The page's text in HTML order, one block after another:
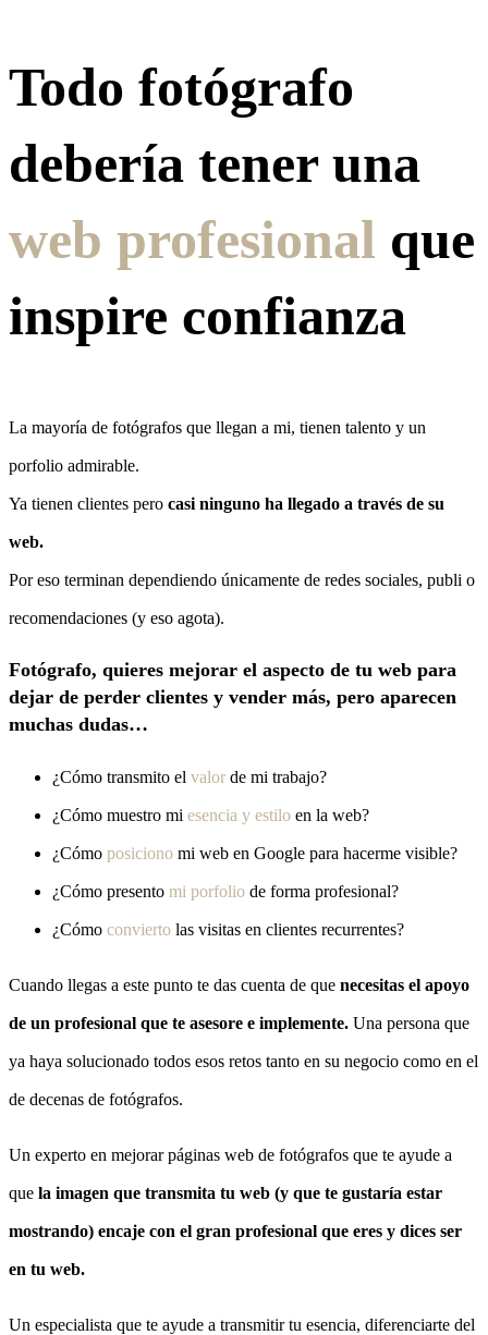
Todo fotógrafo
debería tener una
web profesional que
inspire confianza
La mayoría de fotógrafos que llegan a mi, tienen talento y un
porfolio admirable.
Ya tienen clientes pero casi ninguno ha llegado a través de su
web.
Por eso terminan dependiendo únicamente de redes sociales, publi o
recomendaciones (y eso agota).
Fotógrafo, quieres mejorar el aspecto de tu web para
dejar de perder clientes y vender más, pero aparecen
muchas dudas…
¿Cómo transmito el valor de mi trabajo?
¿Cómo muestro mi esencia y estilo en la web?
¿Cómo posiciono mi web en Google para hacerme visible?
¿Cómo presento mi porfolio de forma profesional?
¿Cómo convierto las visitas en clientes recurrentes?
Cuando llegas a este punto te das cuenta de que necesitas el apoyo
de un profesional que te asesore e implemente. Una persona que
ya haya solucionado todos esos retos tanto en su negocio como en el
de decenas de fotógrafos.
Un experto en mejorar páginas web de fotógrafos que te ayude a
que la imagen que transmita tu web (y que te gustaría estar
mostrando) encaje con el gran profesional que eres y dices ser
en tu web.
Un especialista que te ayude a transmitir tu esencia, diferenciarte del